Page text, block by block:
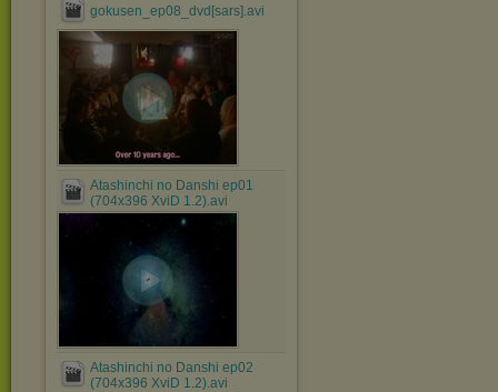
gokusen_ep08_dvd[sars].avi
Atashinchi no Danshi ep01
(704x396 XviD 1.2).avi
Atashinchi no Danshi ep02
(704x396 XviD 1.2).avi